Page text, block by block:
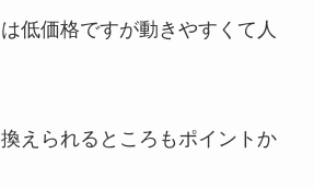
低価格ですが動きやすくて人
えられるところ もポイントか